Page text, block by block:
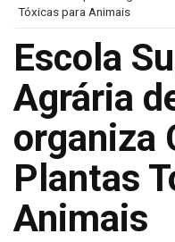
Tóxicas para Animais
Escola
Agrária
organiza
Plantas
Animais